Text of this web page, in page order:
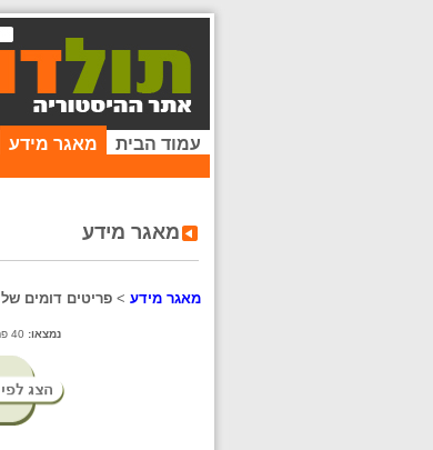
עמוד הבית מאגר מידע
מאגר מידע
מאגר מידע > פריטים דומים של
נמצאו: